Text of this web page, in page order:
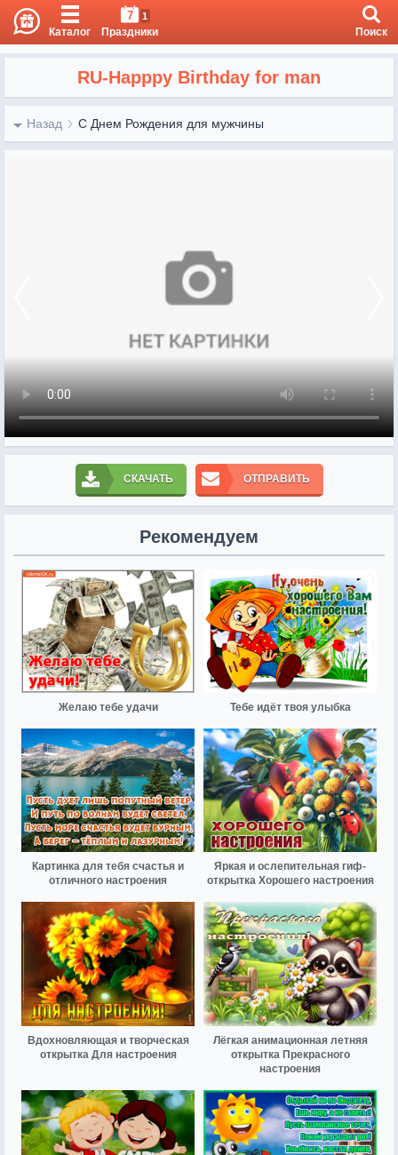
Каталог
7 1
Праздники Поиск
RU-Happpy Birthday for man
Назад С Днем Рождения для мужчины
СКАЧАТЬ ОТПРАВИТЬ
Рекомендуем
Желаю тебе удачи Тебе идёт твоя улыбка
Картинка для тебя счастья и
отличного настроения
Яркая и ослепительная гиф-
открытка Хорошего настроения
Вдохновляющая и творческая
открытка Для настроения
Лёгкая анимационная летняя
открытка Прекрасного
настроения